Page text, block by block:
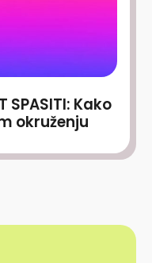
SPASITI: Kako
okruženju